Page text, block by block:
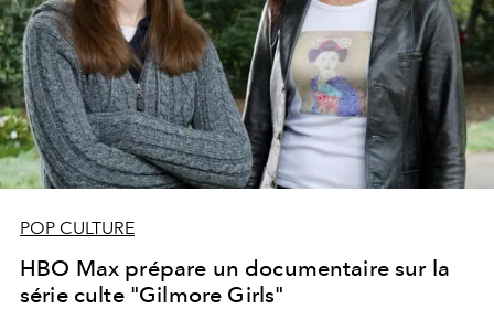
POP CULTURE
HBO Max prépare un documentaire sur la
série culte "Gilmore Girls"